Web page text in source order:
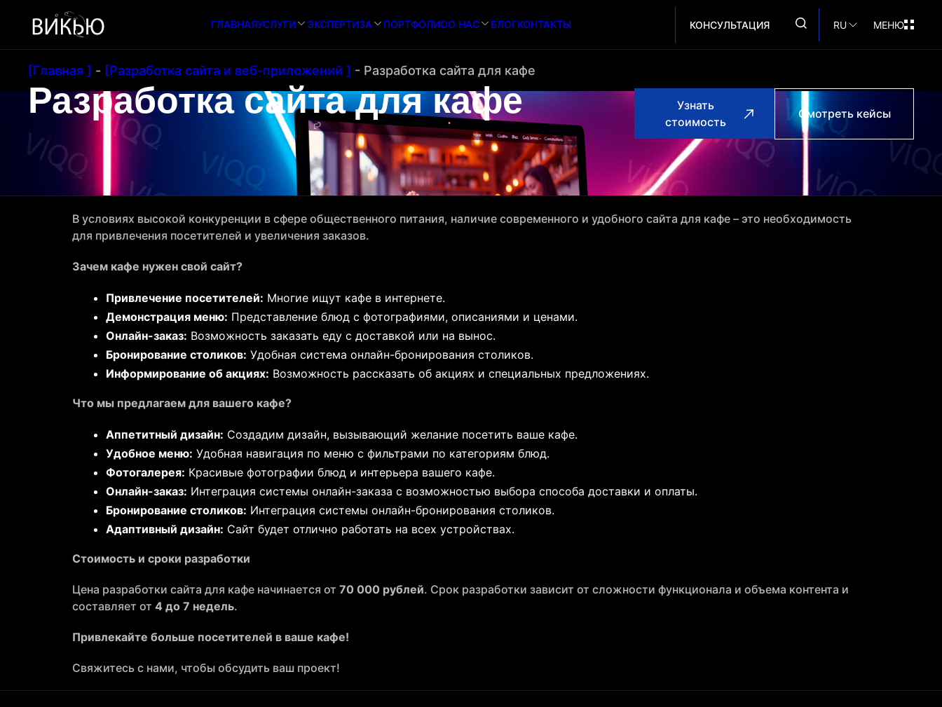
ГЛАВНАЯУСЛУГИ ЭКСПЕРТИЗА ПОРТФОЛИОО НАС БЛОГКОНТАКТЫ КОНСУЛЬТАЦИЯ RU МЕНЮ
[Главная ] - [Разработка сайта и веб-приложений ] - Разработка сайта для кафе
Разработка сайта для кафе
Узнать
стоимость
Смотреть кейсы
В условиях высокой конкуренции в сфере общественного питания, наличие современного и удобного сайта для кафе – это необходимость
для привлечения посетителей и увеличения заказов.
Зачем кафе нужен свой сайт?
Привлечение посетителей: Многие ищут кафе в интернете.
Демонстрация меню: Представление блюд с фотографиями, описаниями и ценами.
Онлайн-заказ: Возможность заказать еду с доставкой или на вынос.
Бронирование столиков: Удобная система онлайн-бронирования столиков.
Информирование об акциях: Возможность рассказать об акциях и специальных предложениях.
Что мы предлагаем для вашего кафе?
Аппетитный дизайн: Создадим дизайн, вызывающий желание посетить ваше кафе.
Удобное меню: Удобная навигация по меню с фильтрами по категориям блюд.
Фотогалерея: Красивые фотографии блюд и интерьера вашего кафе.
Онлайн-заказ: Интеграция системы онлайн-заказа с возможностью выбора способа доставки и оплаты.
Бронирование столиков: Интеграция системы онлайн-бронирования столиков.
Адаптивный дизайн: Сайт будет отлично работать на всех устройствах.
Стоимость и сроки разработки
Цена разработки сайта для кафе начинается от70 000 рублей. Срок разработки зависит от сложности функционала и объема контента и
составляет от4 до 7 недель.
Привлекайте больше посетителей в ваше кафе!
Свяжитесь с нами, чтобы обсудить ваш проект!